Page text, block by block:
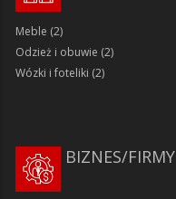
Meble (2)
Odzież i obuwie (2)
Wózki i foteliki (2)
BIZNES/FIRMY